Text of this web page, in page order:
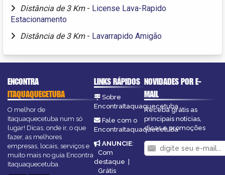
Distância de 3 Km - License Lava-Rapido
Estacionamento
Distância de 3 Km - Lavarrapido Amigão
ENCONTRA
ITAQUAQUECETUBA
O melhor de
Itaquaquecetuba num só
lugar! Dicas, onde ir, o que
fazer, as melhores
empresas, locais, serviços e
muito mais no guia Encontra
Itaquaquecetuba.
LINKS RÁPIDOS
Sobre
EncontraItaquaquecetuba
Fale com o
EncontraItaquaquecetuba
ANUNCIE:
Com
destaque |
Grátis
NOVIDADES POR E-
MAIL
Receba grátis as
principais notícias,
dicas e promoções